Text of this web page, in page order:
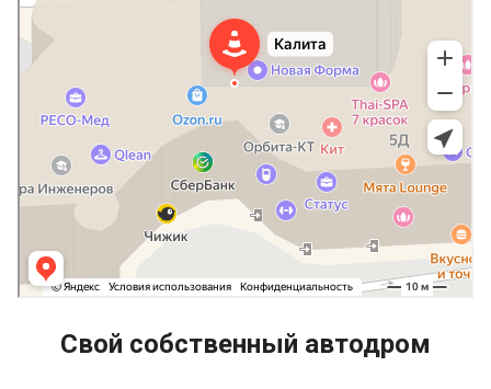
Свой собственный автодром